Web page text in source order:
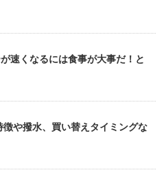
速くなるには食事が大事だ！と
や撥水、買い替えタイミングな